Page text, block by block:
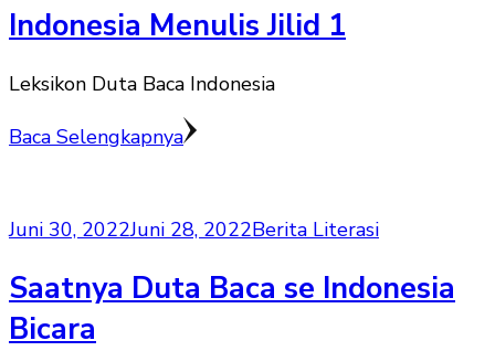
Indonesia Menulis Jilid 1
Leksikon Duta Baca Indonesia
Baca Selengkapnya
Juni 30, 2022Juni 28, 2022Berita Literasi
Saatnya Duta Baca se Indonesia
Bicara